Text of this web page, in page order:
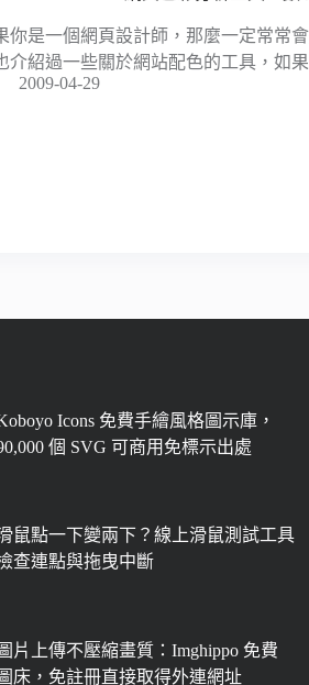
你是一個網頁設計師，那麼一定常常
介紹過一些關於網站配色的工具，如
2009-04-29
Icons 免費手繪風格圖示庫，
個 SVG 可商用免標示出處
鼠點一下變兩下？線上滑鼠測試工具
查連點與拖曳中斷
片上傳不壓縮畫質：Imghippo 免費
床，免註冊直接取得外連網址